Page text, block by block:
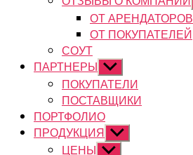
ОТ АРЕНДАТОРОВ
ОТ ПОКУПАТЕЛЕЙ
СОУТ
ПАРТНЕРЫ Показывать
подменю
ПОКУПАТЕЛИ
ПОСТАВЩИКИ
ПОРТФОЛИО
ПРОДУКЦИЯ Показывать
подменю
ЦЕНЫ Показывать